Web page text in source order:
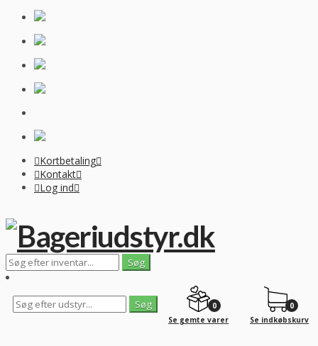
Kortbetaling
Kontakt
Log ind
0
Se gemte varer
0
Se indkøbskurv